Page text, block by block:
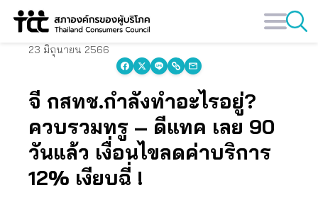
Skip
23 มิถุนายน 2566
จี้ กสทช.กำลังทำอะไรอยู่?
ควบรวมทรู – ดีแทค เลย 90
วันแล้ว เงื่อนไขลดค่าบริการ
12% เงียบฉี่ !